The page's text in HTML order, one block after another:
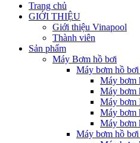
Trang chủ
GIỚI THIỆU
Giới thiệu Vinapool
Thành viên
Sản phẩm
Máy Bơm hồ bơi
Máy bơm hồ bơi
Máy bơm
Máy bơm
Máy bơm
Máy bơm
Máy bơm
Máy bơm hồ